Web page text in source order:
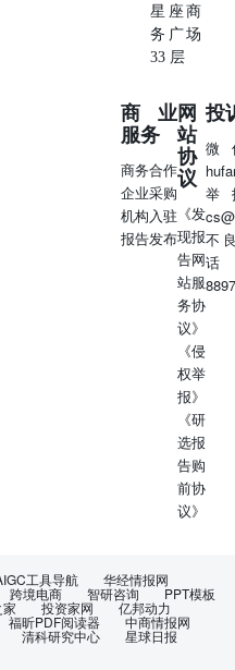
星座商
务广场
33 层
商业
服务
商务合作
企业采购
机构入驻
报告发布
网
站
协
议
《发
现报
告网
站服
务协
议》
《侵
权举
报》
《研
选报
告购
前协
议》
投
微
举
不
工具导航 华经情报网
跨境电商 智研咨询 PPT模板
投资家网 亿邦动力
福昕PDF阅读器 中商情报网
清科研究中心 星球日报